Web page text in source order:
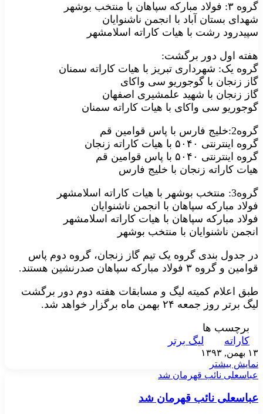
گروه ۳: فولاد مبارکه سپاهان با منتخب بوشهر
شهدای بستان آباد با انجمن ناشنوایان
سپیدرود رشت با هیات کاراته اسلامشهر
هفته اول دور برگشت:
گروه یک: شهرداری تبریز با هیات کاراته سمنان
گاز زنجان با گوجوریو سی واکای
گاز زنجان با شهید علمشیری اصفهان
گوجوریو سی واکای با هیات کاراته سمنان
گروه2:خلیج فارس با پاس قوامین قم
گروه اینترنتی ۵۰۴۰ با هیات کاراته زنجان
گروه اینترنتی ۵۰۴۰ با پاس قوامین قم
هیات کاراته زنجان با خلیج فارس
گروه3: منتخب بوشهر با هیات کاراته اسلامشهر
فولاد مبارکه سپاهان با انجمن ناشنوایان
فولاد مبارکه سپاهان با هیات کاراته اسلامشهر
انجمن ناشنوایان با منتخب بوشهر
در جدول بندی گروه یک تیم گاز زنجان، گروه دوم پاس
قوامین و گروه ۳ فولاد مبارکه سپاهان صدرنشین هستند.
طبق اعلام کمیته لیگ و مسابقات هفته دوم دور برگشت
لیگ برتر روز جمعه ۲۴ بهمن ماه برگزار خواهد شد.
برچسب ها
کاراته
لیگ برتر
۱۳ بهمن, ۱۳۹۳
نمایش بیشتر
عباسعلی نائب قهرمان شد
عباسعلی نائب قهرمان شد